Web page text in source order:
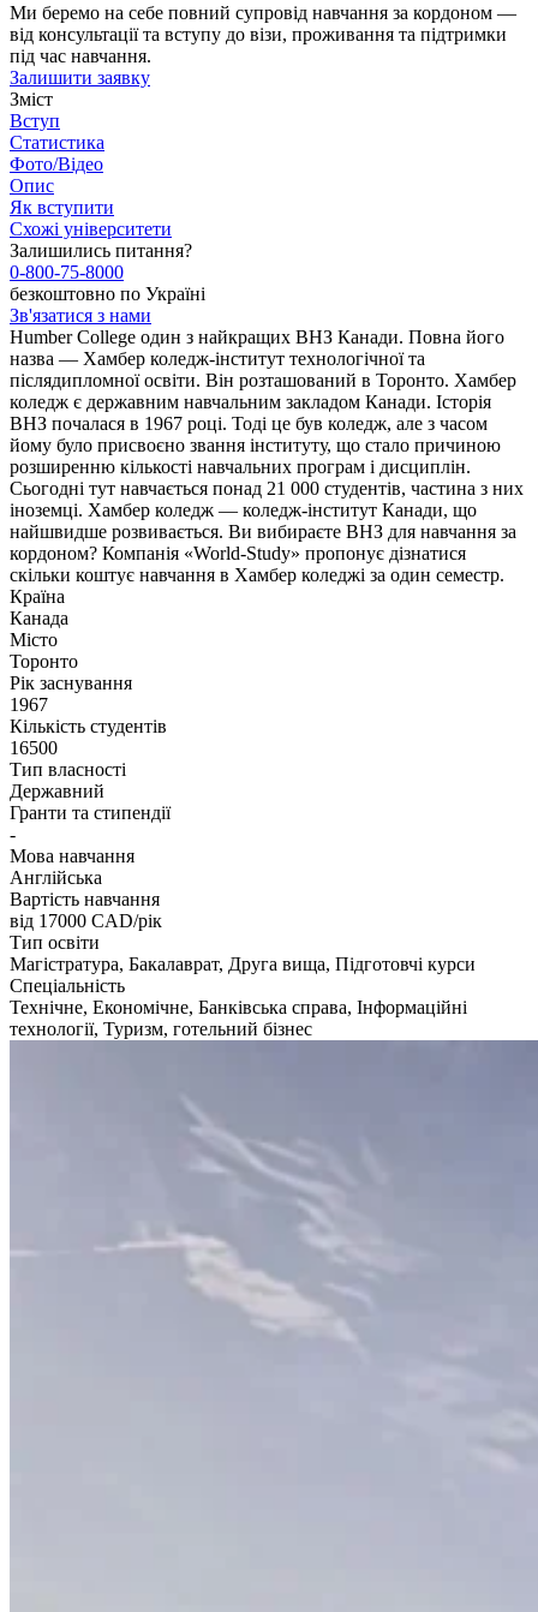
Ми беремо на себе повний супровід навчання за кордоном —
від консультації та вступу до візи, проживання та підтримки
під час навчання.
Залишити заявку
Зміст
Вступ
Статистика
Фото/Відео
Опис
Як вступити
Схожі університети
Залишились питання?
0-800-75-8000
безкоштовно по Україні
Зв'язатися з нами
Humber College один з найкращих ВНЗ Канади. Повна його
назва — Хамбер коледж-інститут технологічної та
післядипломної освіти. Він розташований в Торонто. Хамбер
коледж є державним навчальним закладом Канади. Історія
ВНЗ почалася в 1967 році. Тоді це був коледж, але з часом
йому було присвоєно звання інституту, що стало причиною
розширенню кількості навчальних програм і дисциплін.
Сьогодні тут навчається понад 21 000 студентів, частина з них
іноземці. Хамбер коледж — коледж-інститут Канади, що
найшвидше розвивається. Ви вибираєте ВНЗ для навчання за
кордоном? Компанія «World-Study» пропонує дізнатися
скільки коштує навчання в Хамбер коледжі за один семестр.
Країна
Канада
Місто
Торонто
Рік заснування
1967
Кількість студентів
16500
Тип власності
Державний
Гранти та стипендії
-
Мова навчання
Англійська
Вартість навчання
від 17000 CAD/рік
Тип освіти
Магістратура, Бакалаврат, Друга вища, Підготовчі курси
Спеціальність
Технічне, Економічне, Банківська справа, Інформаційні
технології, Туризм, готельний бізнес